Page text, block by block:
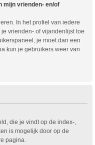
mijn vrienden- en/of
In het profiel van iedere
vrienden- of vijandenlijst toe
je moet dan een
kun je gebruikers weer van
die je vindt op de index-,
is mogelijk door op de
pagina.